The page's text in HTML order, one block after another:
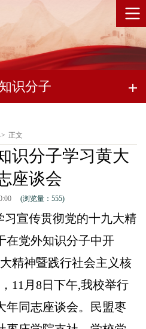
识分子
正文
识分子学习黄大
座谈会
(浏览量： 555)
习宣传贯彻党的十九大精
在党外知识分子中开
精神暨践行社会主义核
11月8日下午,我校举行
年同志座谈会。民盟枣